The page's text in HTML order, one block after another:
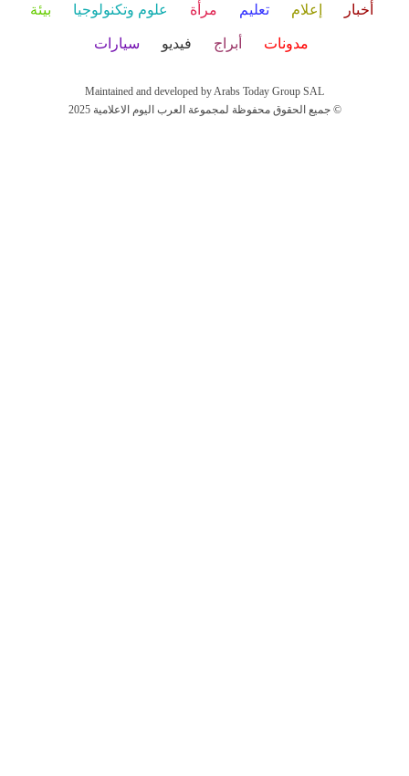
أخبار إعلام تعليم مرأة علوم وتكنولوجيا بيئة
مدونات أبراج فيديو سيارات
Maintained and developed by Arabs Today Group SAL
جميع الحقوق محفوظة لمجموعة العرب اليوم الاعلامية 2025 ©